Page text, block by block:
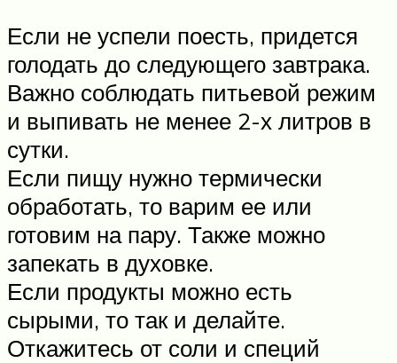
Если не успели поесть, придется
голодать до следующего завтрака.
Важно соблюдать питьевой режим
и выпивать не менее 2-х литров в
сутки.
Если пищу нужно термически
обработать, то варим ее или
готовим на пару. Также можно
запекать в духовке.
Если продукты можно есть
сырыми, то так и делайте.
Откажитесь от соли и специй